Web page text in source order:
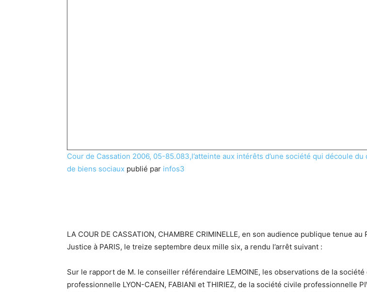
Cour de Cassation 2006, 05-85.083,l’atteinte aux intérêts d’une société qui découle du
de biens sociaux publié par infos3
LA COUR DE CASSATION, CHAMBRE CRIMINELLE, en son audience publique tenue au
Justice à PARIS, le treize septembre deux mille six, a rendu l’arrêt suivant :
Sur le rapport de M. le conseiller référendaire LEMOINE, les observations de la société
professionnelle LYON-CAEN, FABIANI et THIRIEZ, de la société civile professionnelle